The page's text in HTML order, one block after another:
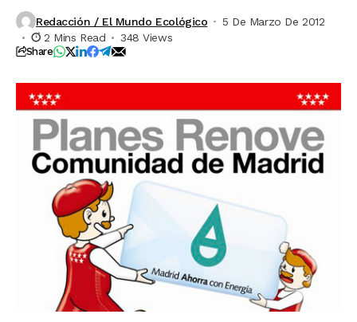
Redacción / El Mundo Ecológico
5 De Marzo De 2012
2 Mins Read
348 Views
Share